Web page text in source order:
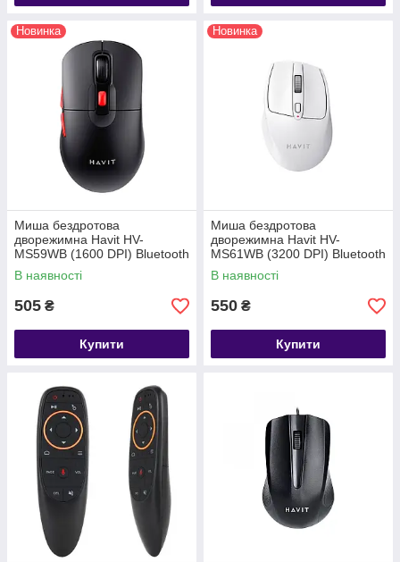
Новинка
Миша бездротова
дворежимна Havit HV-
MS59WB (1600 DPI) Bluetooth
+ 2.4G wireless чорна
В наявності
505 ₴
Купити
Новинка
Миша бездротова
дворежимна Havit HV-
MS61WB (3200 DPI) Bluetooth
+ 2.4G wireless біла
В наявності
550 ₴
Купити